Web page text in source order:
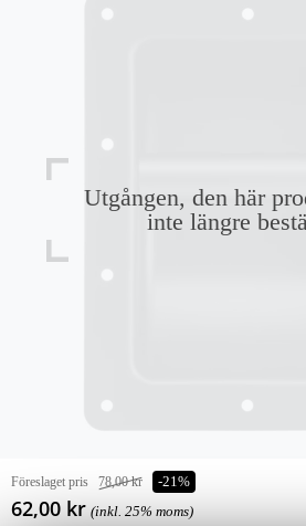
Utgången, den här
inte längre
Föreslaget pris 78,00 kr -21%
62,00 kr (inkl. 25% moms)